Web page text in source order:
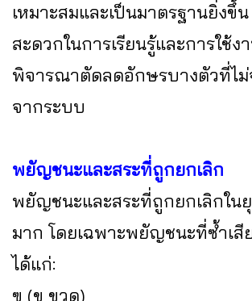
เหมาะสมและเป็นมาตรฐานยิ่งขึ้
สะดวกในการเรียนรู้และการใช้ง
พิจารณาตัดลดอักษรบางตัวที่ไม่
จากระบบ
พยัญชนะและสระที่ถูกยกเลิก
พยัญชนะและสระที่ถูกยกเลิกใน
มาก โดยเฉพาะพยัญชนะที่ซ้ำเสี
ได้แก่:
ฃ (ข ขวด)